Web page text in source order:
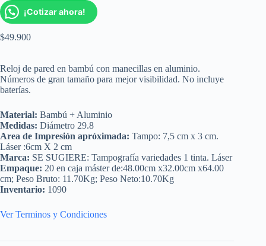
¡Cotizar ahora!
$49.900
Reloj de pared en bambú con manecillas en aluminio.
Números de gran tamaño para mejor visibilidad. No incluye
baterías.
Material: Bambú + Aluminio
Medidas: Diámetro 29.8
Area de Impresión apróximada: Tampo: 7,5 cm x 3 cm.
Láser :6cm X 2 cm
Marca: SE SUGIERE: Tampografía variedades 1 tinta. Láser
Empaque: 20 en caja máster de:48.00cm x32.00cm x64.00
cm; Peso Bruto: 11.70Kg; Peso Neto:10.70Kg
Inventario: 1090
Ver Terminos y Condiciones